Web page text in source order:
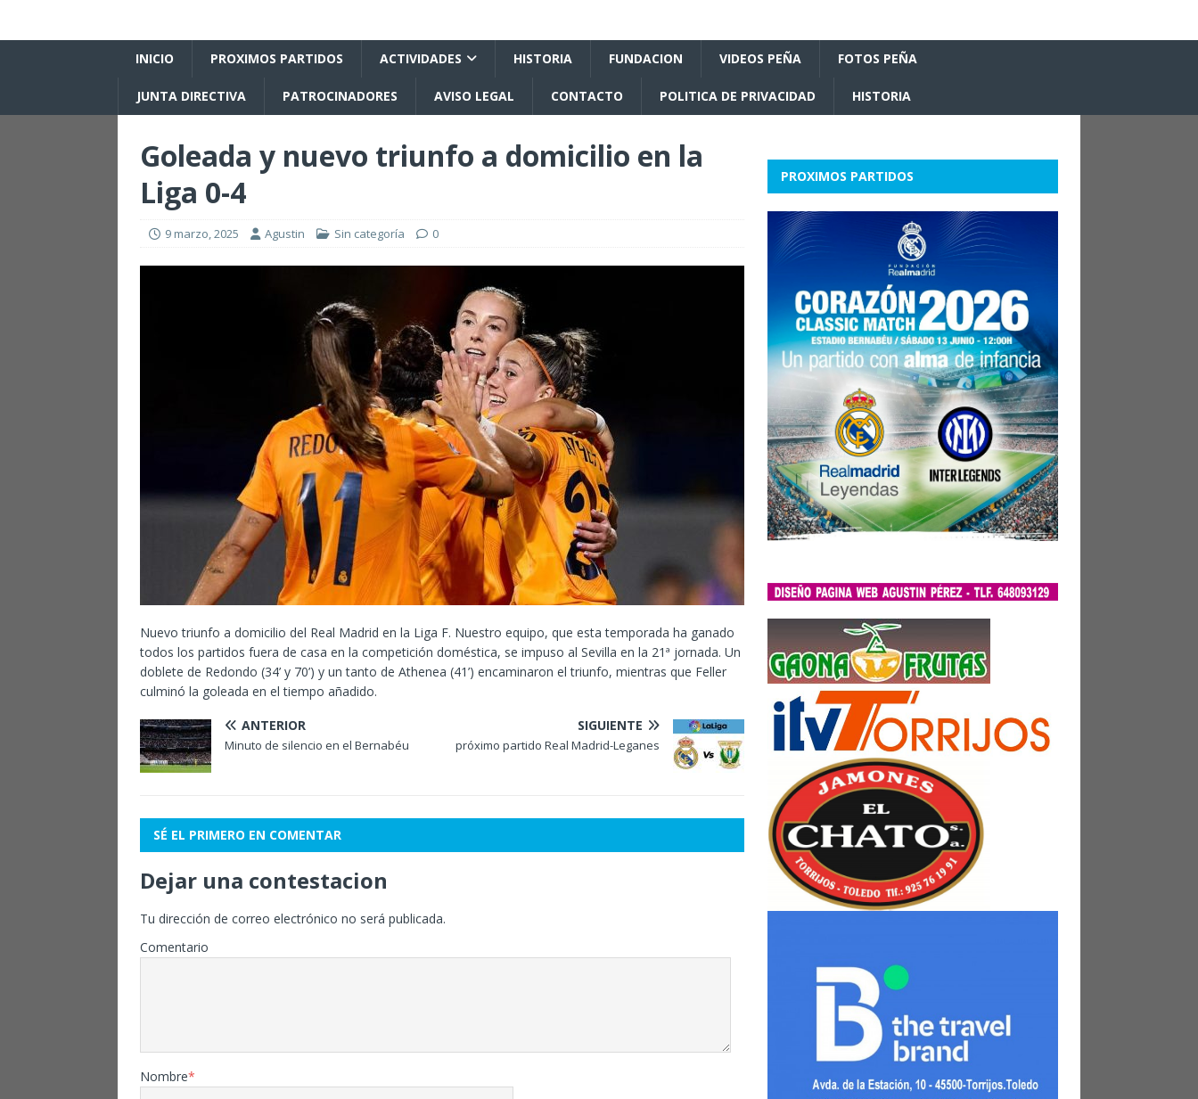
INICIO PROXIMOS PARTIDOS ACTIVIDADES HISTORIA FUNDACION VIDEOS PEÑA FOTOS PEÑA
JUNTA DIRECTIVA PATROCINADORES AVISO LEGAL CONTACTO POLITICA DE PRIVACIDAD HISTORIA
Goleada y nuevo triunfo a domicilio en la
Liga 0-4
9 marzo, 2025 Agustin Sin categoría 0
Nuevo triunfo a domicilio del Real Madrid en la Liga F. Nuestro equipo, que esta temporada ha ganado
todos los partidos fuera de casa en la competición doméstica, se impuso al Sevilla en la 21ª jornada. Un
doblete de Redondo (34’ y 70’) y un tanto de Athenea (41’) encaminaron el triunfo, mientras que Feller
culminó la goleada en el tiempo añadido.
ANTERIOR
Minuto de silencio en el Bernabéu
SIGUIENTE
próximo partido Real Madrid-Leganes
SÉ EL PRIMERO EN COMENTAR
Dejar una contestacion
Tu dirección de correo electrónico no será publicada.
Comentario
Nombre*
PROXIMOS PARTIDOS